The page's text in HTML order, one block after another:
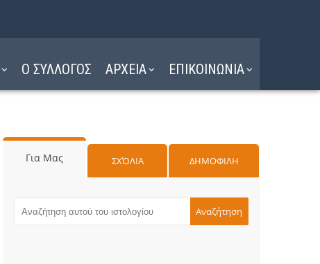
Ο ΣΥΛΛΟΓΟΣ ΑΡΧΕΙΑ ΕΠΙΚΟΙΝΩΝΙΑ
Για Μας ΣΧΌΛΙΑ ΔΗΜΟΦΙΛΗ